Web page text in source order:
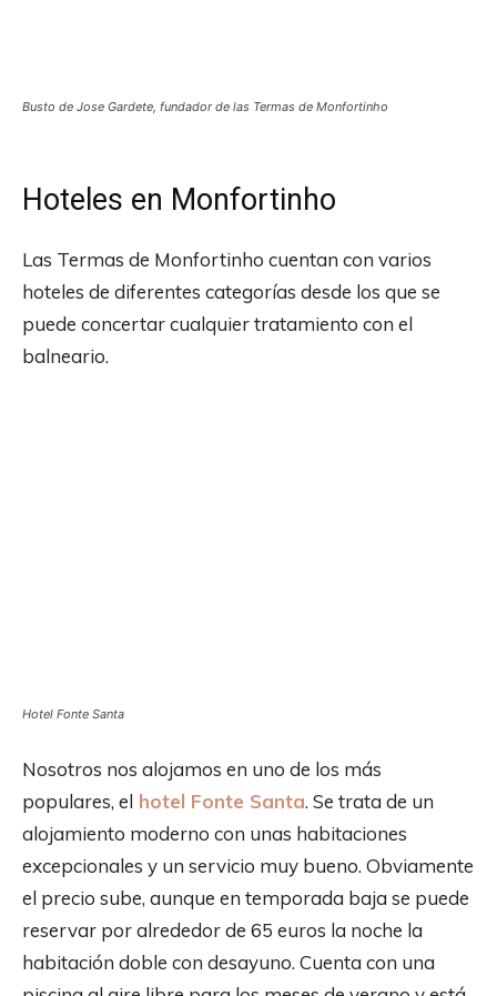
Busto de Jose Gardete, fundador de las Termas de Monfortinho
Hoteles en Monfortinho
Las Termas de Monfortinho cuentan con varios
hoteles de diferentes categorías desde los que se
puede concertar cualquier tratamiento con el
balneario.
Hotel Fonte Santa
Nosotros nos alojamos en uno de los más
populares, el hotel Fonte Santa. Se trata de un
alojamiento moderno con unas habitaciones
excepcionales y un servicio muy bueno. Obviamente
el precio sube, aunque en temporada baja se puede
reservar por alrededor de 65 euros la noche la
habitación doble con desayuno. Cuenta con una